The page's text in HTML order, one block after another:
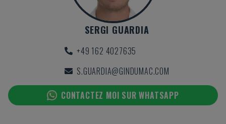
SERGI GUARDIA
+49 162 4027635
S.GUARDIA@GINDUMAC.COM
CONTACTEZ MOI SUR WHATSAPP